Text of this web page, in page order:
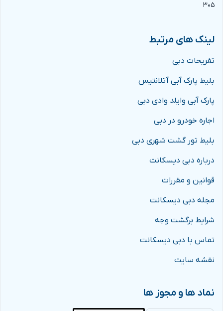
۳۰۵
لینک های مرتبط
تفریحات دبی
بلیط پارک آبی آتلانتیس
پارک آبی وایلد وادی دبی
اجاره خودرو در دبی
بلیط تور گشت شهری دبی
درباره دبی دیسکانت
قوانین و مقررات
مجله دبی دیسکانت
شرایط برگشت وجه
تماس با دبی دیسکانت
نقشه سایت
نماد ها و مجوز ها